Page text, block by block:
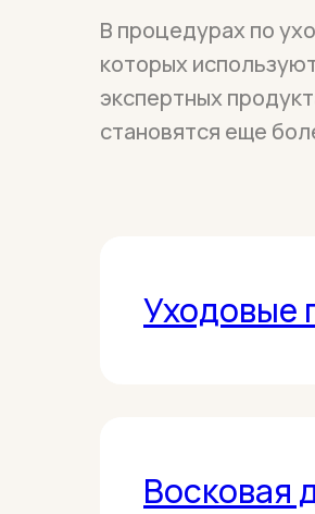
В процедурах по
которых
экспертных
становятся еще
Уходовые
Восковая